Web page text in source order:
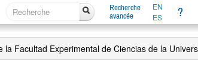
Recherche
avancée
EN
ES
?
la Facultad Experimental de Ciencias de la